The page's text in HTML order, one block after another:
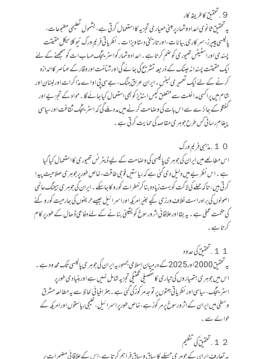
９. تحقیق کا طریقہ کار
یہ تحقیق ثانوی اعداد و شمار پر مبنی معیاری تجزیہ کا استعمال کرتی ہے ، بشمول تعلیمی مطبوعات ،
پالیسی پیپرز ، سرکاری بیانات ، اور تاریخی دستاویزات۔ نظریاتی فریم ورک نیوکلاسیکل حقیقت
پسندی اور اسٹیٹس تھیوری کو ضم کرتا ہے۔ اعداد و شمار کو اسٹریٹجک حساب ات کو سمجھنے کے لئے
ایک حقیقت پسندانہ عینک کے ذریعہ تشریح کی جائے گی اور شناخت اور وقار کے عناصر کا اندازہ
کرنے کے لئے ایک تعمیری لینس۔ ایران عراق جنگ، جے سی پی او اے مذاکرات اور لبنان اور
شام میں پراکسی مداخلت سے متعلق کیس اسٹڈیز کو بھی استعمال کیا جائے گا۔ مواد کے تجزیے اور
گفتگو کے جائزے سے اس بات کی وضاحت کرنے میں مدد ملے گی کہ اسٹریٹجک ثقافت اور سیاسی
پیغام رسانی کس طرح جوہری مقاصد کی حمایت کرتی ہے۔
１０. مذہبی فریم ورک
اس مطالعے میں ایران کی جوہری پالیسی کی وضاحت کے لیے ڈیٹرنس تھیوری کا استعمال کیا گیا
ہے۔ اس نظریے میں دلیل دی گئی ہے کہ ریاستیں فوجی طاقت، خاص طور پر جوہری صلاحیت پیدا
کرتی ہیں، تاکہ حملے کی لاگت کو بہت زیادہ بنا کر خطرات کو روکا جا سکے۔ ایران کی جوہری ہیجنگ عالمی
اصولوں کی براہ راست خلاف ورزی کیے بغیر امریکہ اور اسرائیل جیسے حریفوں کی جارحیت کو روکنے
کی حکمت عملی ہے ۔ یہ بقا اور علاقائی اثر و رسوخ کو یقینی بنانے کے لئے دفاعی ڈھال کے طور پر کام
کرتا ہے۔
１１. تحقیق کی حدود
یہ تحقیق 2000 اور 2025 کے درمیان اسلامی جمہوریہ ایران کی جوہری پالیسی تک محدود ہے۔
اس میں جوہری ہتھیاروں کی تیاری کا تفصیلی تکنیکی تجزیہ شامل نہیں ہے اور بنیادی طور پر
اسٹریٹجک، سیاسی اور نظریاتی جہتوں پر توجہ مرکوز کی گئی ہے۔ جغرافیائی لحاظ سے یہ مطالعہ مشرق
وسطیٰ میں ایران کے اثر و رسوخ پر مرکوز ہے، خاص طور پر اسرائیل، خلیجی ریاستوں اور امریکہ کے
حوالے سے۔
１２. تحقیق کی تنظیم